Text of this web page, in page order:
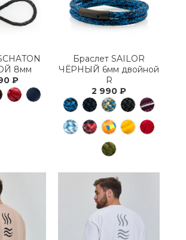
8мм
₽
Браслет SAILOR
ЧЁРНЫЙ 6мм двойной
R
2 990 ₽